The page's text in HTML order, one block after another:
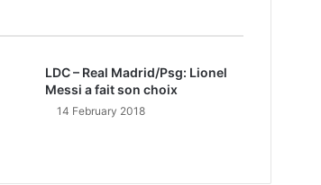
LDC – Real Madrid/Psg: Lionel
Messi a fait son choix
14 February 2018